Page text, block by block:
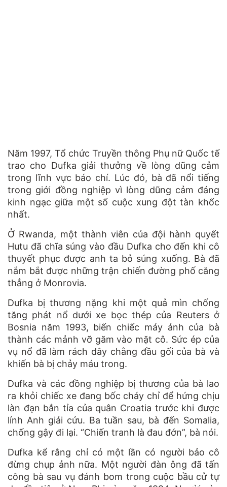
Năm 1997, Tổ chức Truyền thông Phụ nữ Quốc tế
trao cho Dufka giải thưởng về lòng dũng cảm
trong lĩnh vực báo chí. Lúc đó, bà đã nổi tiếng
trong giới đồng nghiệp vì lòng dũng cảm đáng
kinh ngạc giữa một số cuộc xung đột tàn khốc
nhất.
Ở Rwanda, một thành viên của đội hành quyết
Hutu đã chĩa súng vào đầu Dufka cho đến khi cô
thuyết phục được anh ta bỏ súng xuống. Bà đã
nắm bắt được những trận chiến đường phố căng
thẳng ở Monrovia.
Dufka bị thương nặng khi một quả mìn chống
tăng phát nổ dưới xe bọc thép của Reuters ở
Bosnia năm 1993, biến chiếc máy ảnh của bà
thành các mảnh vỡ găm vào mặt cô. Sức ép của
vụ nổ đã làm rách dây chằng đầu gối của bà và
khiến bà bị chảy máu trong.
Dufka và các đồng nghiệp bị thương của bà lao
ra khỏi chiếc xe đang bốc cháy chỉ để hứng chịu
làn đạn bắn tỉa của quân Croatia trước khi được
lính Anh giải cứu. Ba tuần sau, bà đến Somalia,
chống gậy đi lại. “Chiến tranh là đau đớn”, bà nói.
Dufka kể rằng chỉ có một lần có người bảo cô
đừng chụp ảnh nữa. Một người đàn ông đã tấn
công bà sau vụ đánh bom trong cuộc bầu cử tự